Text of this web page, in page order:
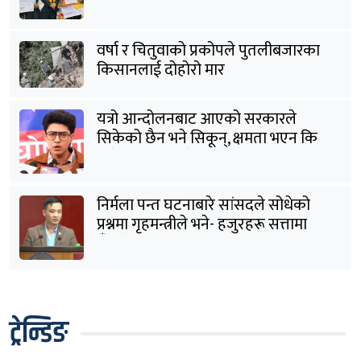
वर्षा र चितुवाको प्रकोपले पुतलीबजारका
किसानलाई दोहोरो मार
यत्रो आन्दोलनबाट आएको सरकारले
सिकेको छैन भने सिकून्, क्षमता भएन कि
निर्मला पन्त घटनाबारे सांसदले सोधेको
प्रश्नमा गृहमन्त्रीले भने- हजुरहरू सत्तामा
ट्रेन्डिङ